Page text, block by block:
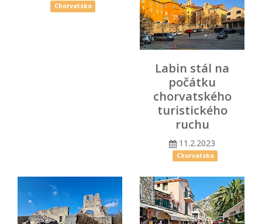
Chorvatsko
Labin stál na
počátku
chorvatského
turistického
ruchu
11.2.2023
Chorvatsko